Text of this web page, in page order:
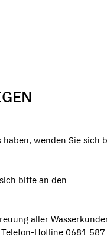
wenden Sie sich
bitte an den
aller
Hotline 0681